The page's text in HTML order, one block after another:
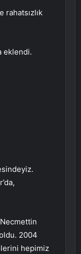
rahatsızlık
eklendi.
2004
hepimiz